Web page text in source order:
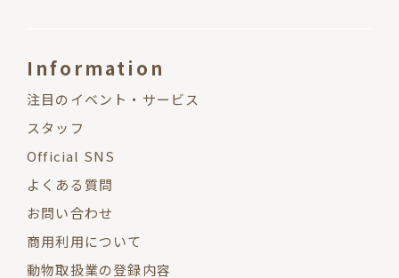
Information
注目のイベント・サービス
スタッフ
Official SNS
よくある質問
お問い合わせ
商用利用について
動物取扱業の登録内容